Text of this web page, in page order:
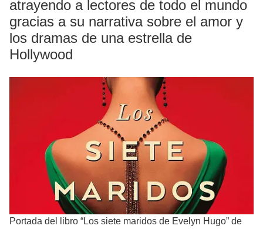
atrayendo a lectores de todo el mundo
gracias a su narrativa sobre el amor y
los dramas de una estrella de
Hollywood
Portada del libro “Los siete maridos de Evelyn Hugo” de